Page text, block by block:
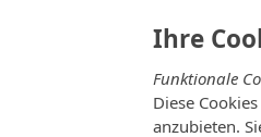
Ihre
Funktionale
Diese
anzubieten.